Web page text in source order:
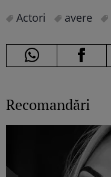
Actori avere
Recomandări